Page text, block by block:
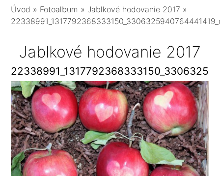
Úvod » Fotoalbum » Jablkové hodovanie 2017 »
Jablkové hodovanie 2017